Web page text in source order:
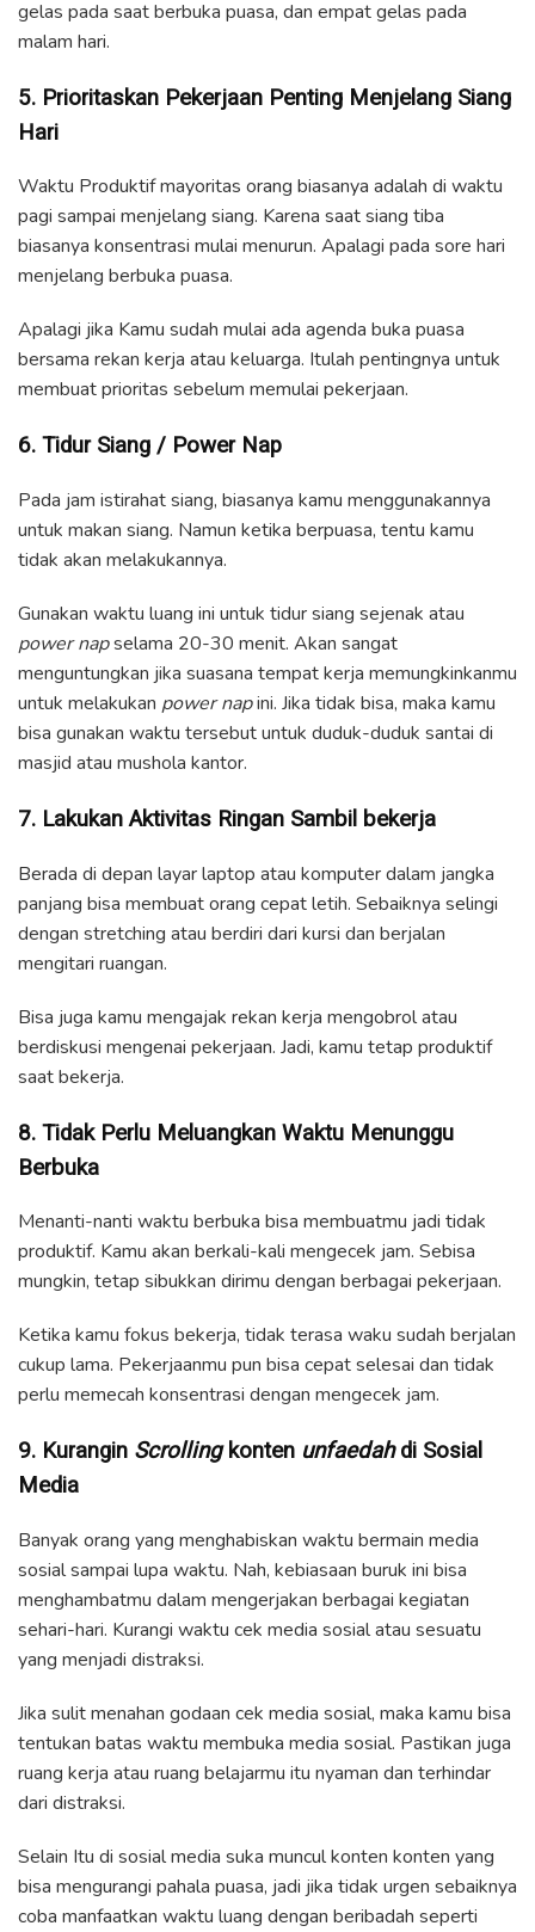
gelas pada saat berbuka puasa, dan empat gelas pada
malam hari.
5. Prioritaskan Pekerjaan Penting Menjelang Siang
Hari
Waktu Produktif mayoritas orang biasanya adalah di waktu
pagi sampai menjelang siang. Karena saat siang tiba
biasanya konsentrasi mulai menurun. Apalagi pada sore hari
menjelang berbuka puasa.
Apalagi jika Kamu sudah mulai ada agenda buka puasa
bersama rekan kerja atau keluarga. Itulah pentingnya untuk
membuat prioritas sebelum memulai pekerjaan.
6. Tidur Siang / Power Nap
Pada jam istirahat siang, biasanya kamu menggunakannya
untuk makan siang. Namun ketika berpuasa, tentu kamu
tidak akan melakukannya.
Gunakan waktu luang ini untuk tidur siang sejenak atau
power napselama 20-30 menit. Akan sangat
menguntungkan jika suasana tempat kerja memungkinkanmu
untuk melakukan power napini. Jika tidak bisa, maka kamu
bisa gunakan waktu tersebut untuk duduk-duduk santai di
masjid atau mushola kantor.
7. Lakukan Aktivitas Ringan Sambil bekerja
Berada di depan layar laptop atau komputer dalam jangka
panjang bisa membuat orang cepat letih. Sebaiknya selingi
dengan stretching atau berdiri dari kursi dan berjalan
mengitari ruangan.
Bisa juga kamu mengajak rekan kerja mengobrol atau
berdiskusi mengenai pekerjaan. Jadi, kamu tetap produktif
saat bekerja.
8. Tidak Perlu Meluangkan Waktu Menunggu
Berbuka
Menanti-nanti waktu berbuka bisa membuatmu jadi tidak
produktif. Kamu akan berkali-kali mengecek jam. Sebisa
mungkin, tetap sibukkan dirimu dengan berbagai pekerjaan.
Ketika kamu fokus bekerja, tidak terasa waku sudah berjalan
cukup lama. Pekerjaanmu pun bisa cepat selesai dan tidak
perlu memecah konsentrasi dengan mengecek jam.
9. Kurangin Scrollingkonten unfaedahdi Sosial
Media
Banyak orang yang menghabiskan waktu bermain media
sosial sampai lupa waktu. Nah, kebiasaan buruk ini bisa
menghambatmu dalam mengerjakan berbagai kegiatan
sehari-hari. Kurangi waktu cek media sosial atau sesuatu
yang menjadi distraksi.
Jika sulit menahan godaan cek media sosial, maka kamu bisa
tentukan batas waktu membuka media sosial. Pastikan juga
ruang kerja atau ruang belajarmu itu nyaman dan terhindar
dari distraksi.
Selain Itu di sosial media suka muncul konten konten yang
bisa mengurangi pahala puasa, jadi jika tidak urgen sebaiknya
coba manfaatkan waktu luang dengan beribadah seperti